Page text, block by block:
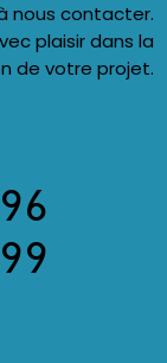
nous contacter.
plaisir dans la
de votre projet.